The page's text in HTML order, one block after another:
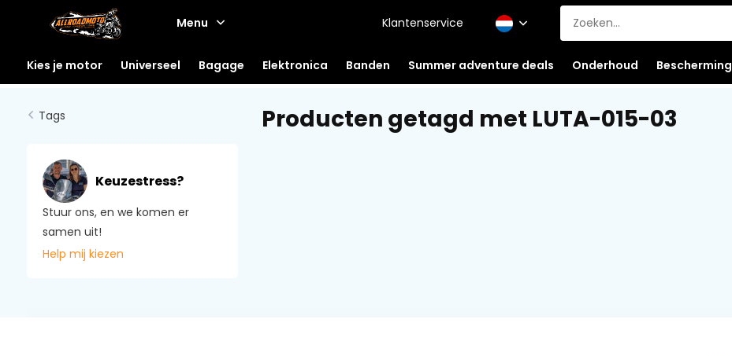
Menu Klantenservice
Kies je motor Universeel Bagage Elektronica Banden Summer adventure deals Onderhoud Bescherming
Tags
Keuzestress?
Stuur ons, en we komen er
samen uit!
Help mij kiezen
Producten getagd met LUTA-015-03